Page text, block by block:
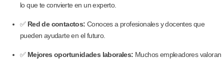
lo que te convierte en un experto.
✅ Red de contactos: Conoces a profesionales y docentes que
pueden ayudarte en el futuro.
✅ Mejores oportunidades laborales: Muchos empleadores valoran